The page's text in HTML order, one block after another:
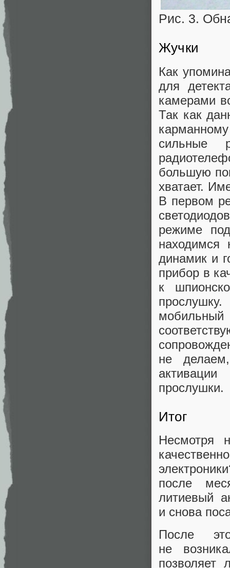
Рис. 3.
Жучки
Как
для
камерами
Так как
сильные
большую
хватает.
В первом
режиме
находимся
динамик и
прибор в
к
не
прослушки.
Итог
Несмотря
после
литиевый
и снова
После
не
позволяет